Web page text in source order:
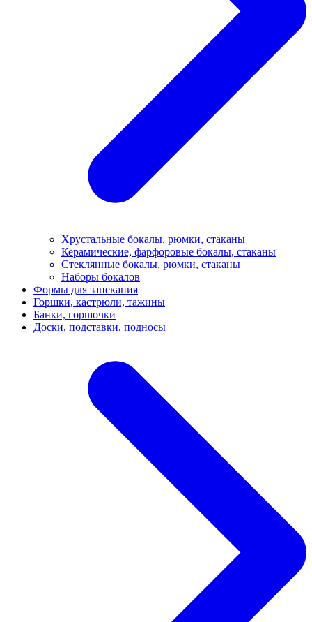
Хрустальные бокалы, рюмки, стаканы
Керамические, фарфоровые бокалы, стаканы
Стеклянные бокалы, рюмки, стаканы
Наборы бокалов
Формы для запекания
Горшки, кастрюли, тажины
Банки, горшочки
Доски, подставки, подносы